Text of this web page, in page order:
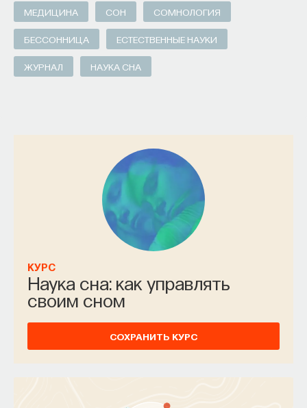
МЕДИЦИНА СОН СОМНОЛОГИЯ
БЕССОННИЦА ЕСТЕСТВЕННЫЕ НАУКИ
ЖУРНАЛ НАУКА СНА
КУРС
Наука сна: как управлять
своим сном
СОХРАНИТЬ КУРС